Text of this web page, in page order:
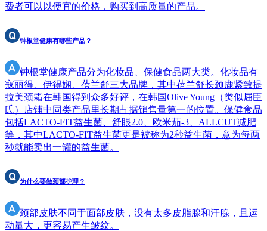
费者可以以便宜的价格，购买到高质量的产品。
钟根堂健康有哪些产品？
钟根堂健康产品分为化妆品、保健食品两大类。化妆品有
寇丽得、伊得娴、蓓兰舒三大品牌，其中蓓兰舒长颈鹿紧致提
拉美颈霜在韩国得到众多好评，在韩国Olive Young（类似屈臣
氏）店铺中同类产品里长期占据销售量第一的位置。保健食品
包括LACTO-FIT益生菌、舒眼2.0、欧米茄-3、ALLCUT减肥
等，其中LACTO-FIT益生菌更是被称为2秒益生菌，意为每两
秒就能卖出一罐的益生菌。
为什么要做颈部护理？
颈部皮肤不同于面部皮肤，没有太多皮脂腺和汗腺，且运
动量大，更容易产生皱纹。